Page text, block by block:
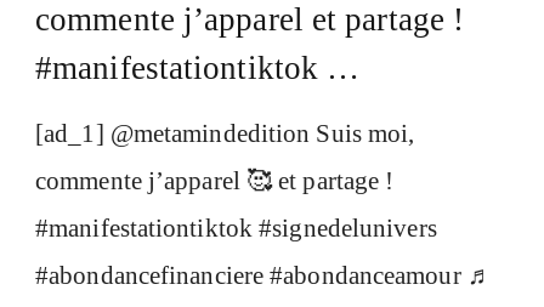
commente j’apparel et partage !
#manifestationtiktok …
[ad_1] @metamindedition Suis moi,
commente j’apparel 🥰 et partage !
#manifestationtiktok #signedelunivers
#abondancefinanciere #abondanceamour ♬